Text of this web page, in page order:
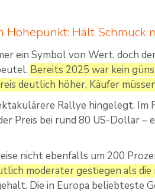
Höhepunkt: Hält Schmuck
ein Symbol von Wert, doch
Bereits 2025 war kein
deutlich höher, Käufer
Rallye hingelegt.
Preis bei rund 80 US-Dollar –
nicht ebenfalls um 200
moderater gestiegen als
Die in Europa beliebteste